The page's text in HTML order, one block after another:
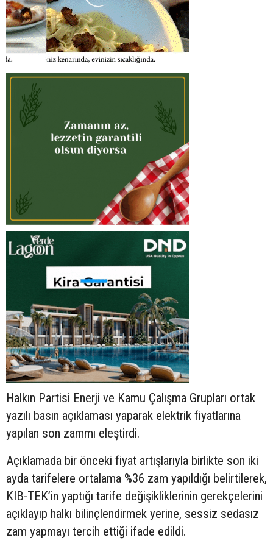
Halkın Partisi Enerji ve Kamu Çalışma Grupları ortak
yazılı basın açıklaması yaparak elektrik fiyatlarına
yapılan son zammı eleştirdi.
Açıklamada bir önceki fiyat artışlarıyla birlikte son iki
ayda tarifelere ortalama %36 zam yapıldığı belirtilerek,
KIB-TEK’in yaptığı tarife değişikliklerinin gerekçelerini
açıklayıp halkı bilinçlendirmek yerine, sessiz sedasız
zam yapmayı tercih ettiği ifade edildi.